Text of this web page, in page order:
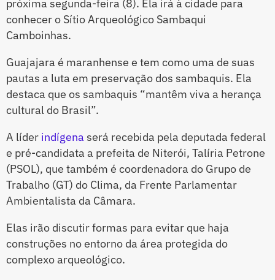
próxima segunda-feira (8). Ela irá à cidade para
conhecer o Sítio Arqueológico Sambaqui
Camboinhas.
Guajajara é maranhense e tem como uma de suas
pautas a luta em preservação dos sambaquis. Ela
destaca que os sambaquis “mantêm viva a herança
cultural do Brasil”.
A líder indígena será recebida pela deputada federal
e pré-candidata a prefeita de Niterói, Talíria Petrone
(PSOL), que também é coordenadora do Grupo de
Trabalho (GT) do Clima, da Frente Parlamentar
Ambientalista da Câmara.
Elas irão discutir formas para evitar que haja
construções no entorno da área protegida do
complexo arqueológico.